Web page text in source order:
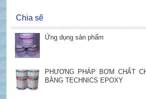
Chia sẽ
Ứng dụng sản phẩm
PHƯƠNG PHÁP BƠM CHẤT
BẰNG TECHNICS EPOXY